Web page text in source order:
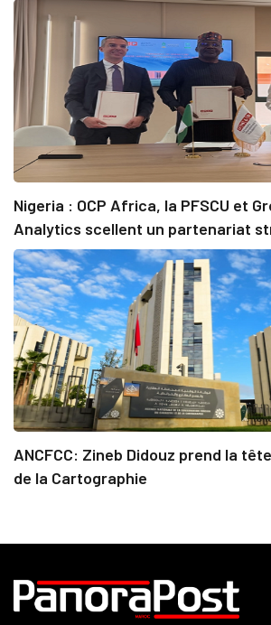
Nigeria : OCP Africa, la PFSCU et
Analytics scellent un partenariat
ANCFCC: Zineb Didouz prend la
de la Cartographie